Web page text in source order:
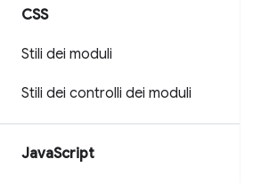
CSS
Stili dei moduli
Stili dei controlli dei moduli
JavaScript